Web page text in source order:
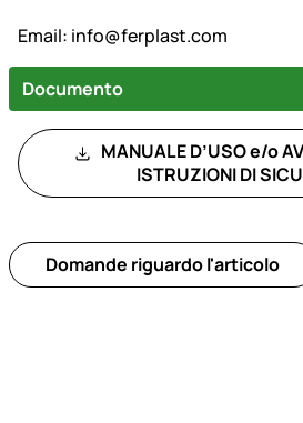
Email: info@ferplast.com
Documento
MANUALE D’USO e/o
ISTRUZIONI DI
Domande riguardo l'articolo